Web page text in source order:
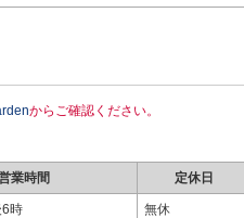
からご確認ください。
業時間 定休日
時 無休